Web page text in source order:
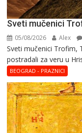
Sveti mučenici
05/08/2026 Alex
Sveti mučenici Trofim,
postradali za veru u
BEOGRAD - PRAZNICI